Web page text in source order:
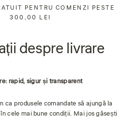
PENTRU COMENZI PESTE
300,00 LEI
despre livrare
rapid, sigur și transparent
ca produsele comandate să ajungă la
cele mai bune condiții. Mai jos găsești